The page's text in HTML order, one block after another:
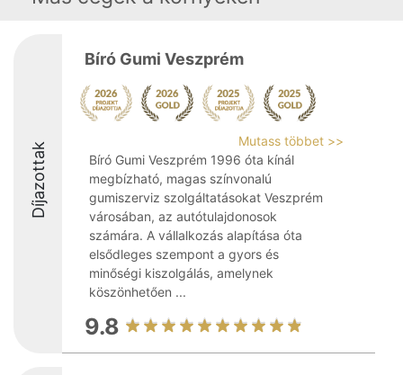
Díjazottak
Bíró Gumi Veszprém
Mutass többet >>
Bíró Gumi Veszprém 1996 óta kínál
megbízható, magas színvonalú
gumiszerviz szolgáltatásokat Veszprém
városában, az autótulajdonosok
számára. A vállalkozás alapítása óta
elsődleges szempont a gyors és
minőségi kiszolgálás, amelynek
köszönhetően ...
9.8